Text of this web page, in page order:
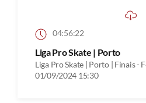
04:56:22
Liga Pro Skate | Porto
Liga Pro Skate | Porto | Finais -
01/09/2024 15:30